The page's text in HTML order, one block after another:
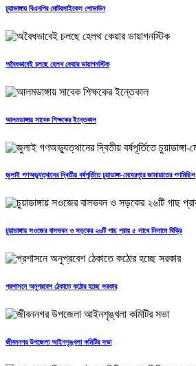
চুয়াডাঙ্গায় বিএনপির মোটরসাইকেল শোডাউন
অবৈধভাবেই চলছে হেলথ কেয়ার ডায়াগনস্টিক
আলমডাঙ্গায় সাবেক শিক্ষকের ইন্তেকাল
জুলাই গণঅভ্যুত্থানের দ্বিতীয় বর্ষপূর্তিতে চুয়াডাঙ্গা-মেহেরপুরে জামায়াতের গণমিছিল
চুয়াডাঙ্গায় সওজের বাসভবন ও সড়কের ২৬টি গাছ প্রায় ৫ লাখে নিলামে বিক্রি
প্রশাসনে অনুপ্রবেশ ঠেকাতে কঠোর হচ্ছে সরকার
জীবননগর উপজেলা আইনশৃঙ্খলা কমিটির সভা